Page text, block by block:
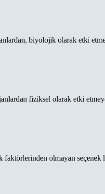
biyolojik olarak etki
fiziksel olarak etki
faktörlerinden olmayan seçenek